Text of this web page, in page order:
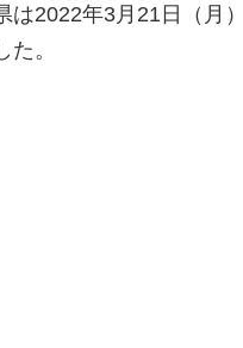
は2022年3月21日（月
。